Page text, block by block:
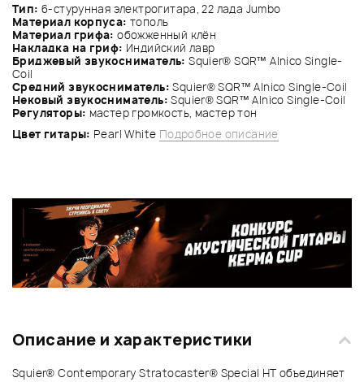
Тип: 6-стурунная электрогитара, 22 лада Jumbo
Материал корпуса: тополь
Материал грифа: обожженный клён
Накладка на гриф: Индийский лавр
Бриджевый звукосниматель: Squier® SQR™ Alnico Single-
Coil
Средний звукосниматель: Squier® SQR™ Alnico Single-Coil
Нековый звукосниматель: Squier® SQR™ Alnico Single-Coil
Регуляторы: мастер громкость, мастер тон
Цвет гитары: Pearl White Подробное описание
Описание и характеристики
Squier® Contemporary Stratocaster® Special HT объединяет